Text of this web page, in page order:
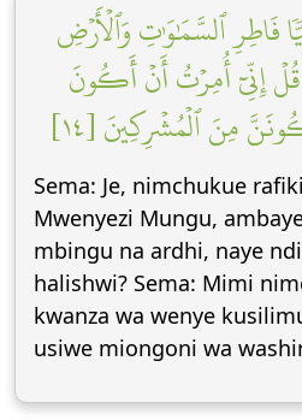
فَاطِرِ ٱلسَّمَٰوَٰتِ وَٱلۡأَرۡضِ
إِنِّيٓ أُمِرۡتُ أَنۡ أَكُونَ
مِنَ ٱلۡمُشۡرِكِينَ [١٤]
Sema: Je, nimchukue
Mwenyezi Mungu,
mbingu na ardhi, naye
halishwi? Sema: Mimi
kwanza wa wenye
usiwe miongoni wa